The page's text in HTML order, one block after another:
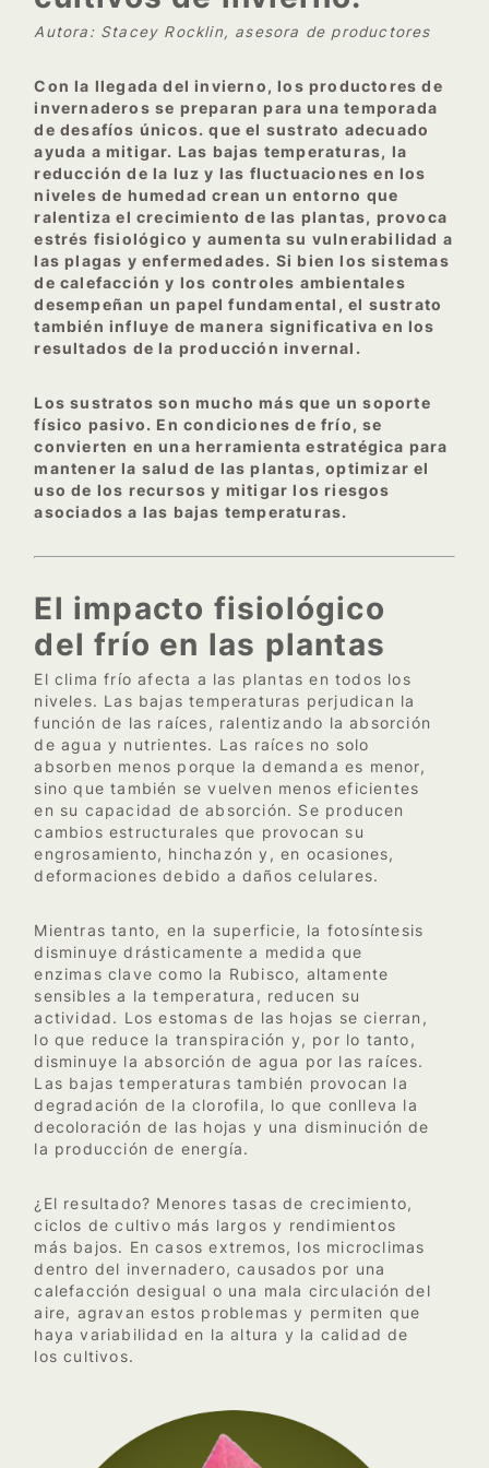
Autora: Stacey Rocklin, asesora de productores
Con la llegada del invierno, los productores de
invernaderos se preparan para una temporada
de desafíos únicos. que el sustrato adecuado
ayuda a mitigar. Las bajas temperaturas, la
reducción de la luz y las fluctuaciones en los
niveles de humedad crean un entorno que
ralentiza el crecimiento de las plantas, provoca
estrés fisiológico y aumenta su vulnerabilidad a
las plagas y enfermedades. Si bien los sistemas
de calefacción y los controles ambientales
desempeñan un papel fundamental, el sustrato
también influye de manera significativa en los
resultados de la producción invernal.
Los sustratos son mucho más que un soporte
físico pasivo. En condiciones de frío, se
convierten en una herramienta estratégica para
mantener la salud de las plantas, optimizar el
uso de los recursos y mitigar los riesgos
asociados a las bajas temperaturas.
El impacto fisiológico
del frío en las plantas
El clima frío afecta a las plantas en todos los
niveles. Las bajas temperaturas perjudican la
función de las raíces, ralentizando la absorción
de agua y nutrientes. Las raíces no solo
absorben menos porque la demanda es menor,
sino que también se vuelven menos eficientes
en su capacidad de absorción. Se producen
cambios estructurales que provocan su
engrosamiento, hinchazón y, en ocasiones,
deformaciones debido a daños celulares.
Mientras tanto, en la superficie, la fotosíntesis
disminuye drásticamente a medida que
enzimas clave como la Rubisco, altamente
sensibles a la temperatura, reducen su
actividad. Los estomas de las hojas se cierran,
lo que reduce la transpiración y, por lo tanto,
disminuye la absorción de agua por las raíces.
Las bajas temperaturas también provocan la
degradación de la clorofila, lo que conlleva la
decoloración de las hojas y una disminución de
la producción de energía.
¿El resultado? Menores tasas de crecimiento,
ciclos de cultivo más largos y rendimientos
más bajos. En casos extremos, los microclimas
dentro del invernadero, causados por una
calefacción desigual o una mala circulación del
aire, agravan estos problemas y permiten que
haya variabilidad en la altura y la calidad de
los cultivos.